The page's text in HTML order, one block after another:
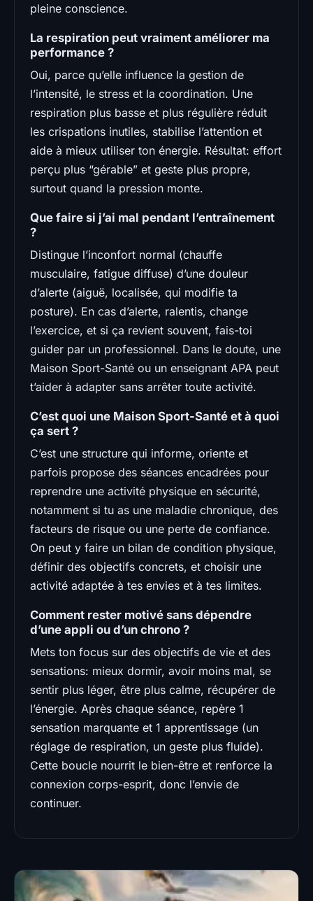
pleine conscience.
La respiration peut vraiment améliorer ma
performance ?
Oui, parce qu’elle influence la gestion de
l’intensité, le stress et la coordination. Une
respiration plus basse et plus régulière réduit
les crispations inutiles, stabilise l’attention et
aide à mieux utiliser ton énergie. Résultat: effort
perçu plus “gérable” et geste plus propre,
surtout quand la pression monte.
Que faire si j’ai mal pendant l’entraînement
?
Distingue l’inconfort normal (chauffe
musculaire, fatigue diffuse) d’une douleur
d’alerte (aiguë, localisée, qui modifie ta
posture). En cas d’alerte, ralentis, change
l’exercice, et si ça revient souvent, fais-toi
guider par un professionnel. Dans le doute, une
Maison Sport-Santé ou un enseignant APA peut
t’aider à adapter sans arrêter toute activité.
C’est quoi une Maison Sport-Santé et à quoi
ça sert ?
C’est une structure qui informe, oriente et
parfois propose des séances encadrées pour
reprendre une activité physique en sécurité,
notamment si tu as une maladie chronique, des
facteurs de risque ou une perte de confiance.
On peut y faire un bilan de condition physique,
définir des objectifs concrets, et choisir une
activité adaptée à tes envies et à tes limites.
Comment rester motivé sans dépendre
d’une appli ou d’un chrono ?
Mets ton focus sur des objectifs de vie et des
sensations: mieux dormir, avoir moins mal, se
sentir plus léger, être plus calme, récupérer de
l’énergie. Après chaque séance, repère 1
sensation marquante et 1 apprentissage (un
réglage de respiration, un geste plus fluide).
Cette boucle nourrit le bien-être et renforce la
connexion corps-esprit, donc l’envie de
continuer.